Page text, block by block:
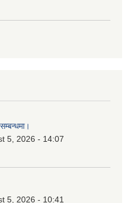
5, 2026 - 14:07
5, 2026 - 10:41